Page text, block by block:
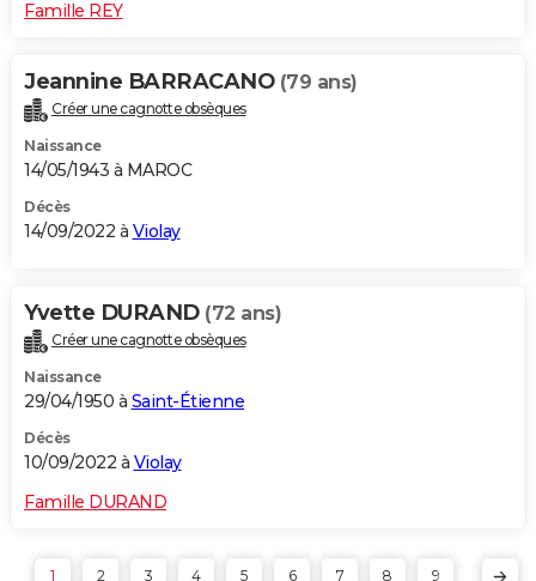
Famille REY
Jeannine BARRACANO (79 ans)
Créer une cagnotte obsèques
Naissance
14/05/1943 à MAROC
Décès
14/09/2022 à Violay
Yvette DURAND (72 ans)
Créer une cagnotte obsèques
Naissance
29/04/1950 à Saint-Étienne
Décès
10/09/2022 à Violay
Famille DURAND
1 2 3 4 5 6 7 8 9